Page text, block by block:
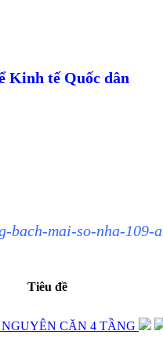
Kinh tế Quốc dân
bach-mai-so-nha-
Tiêu đề
CĂN 4 TẦNG